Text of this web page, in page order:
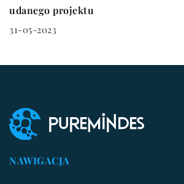
udanego projektu
31-05-2023
NAWIGACJA